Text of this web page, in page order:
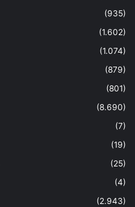
(935)
(1.602)
(1.074)
(879)
(801)
(8.690)
(7)
(19)
(25)
(4)
(2.943)